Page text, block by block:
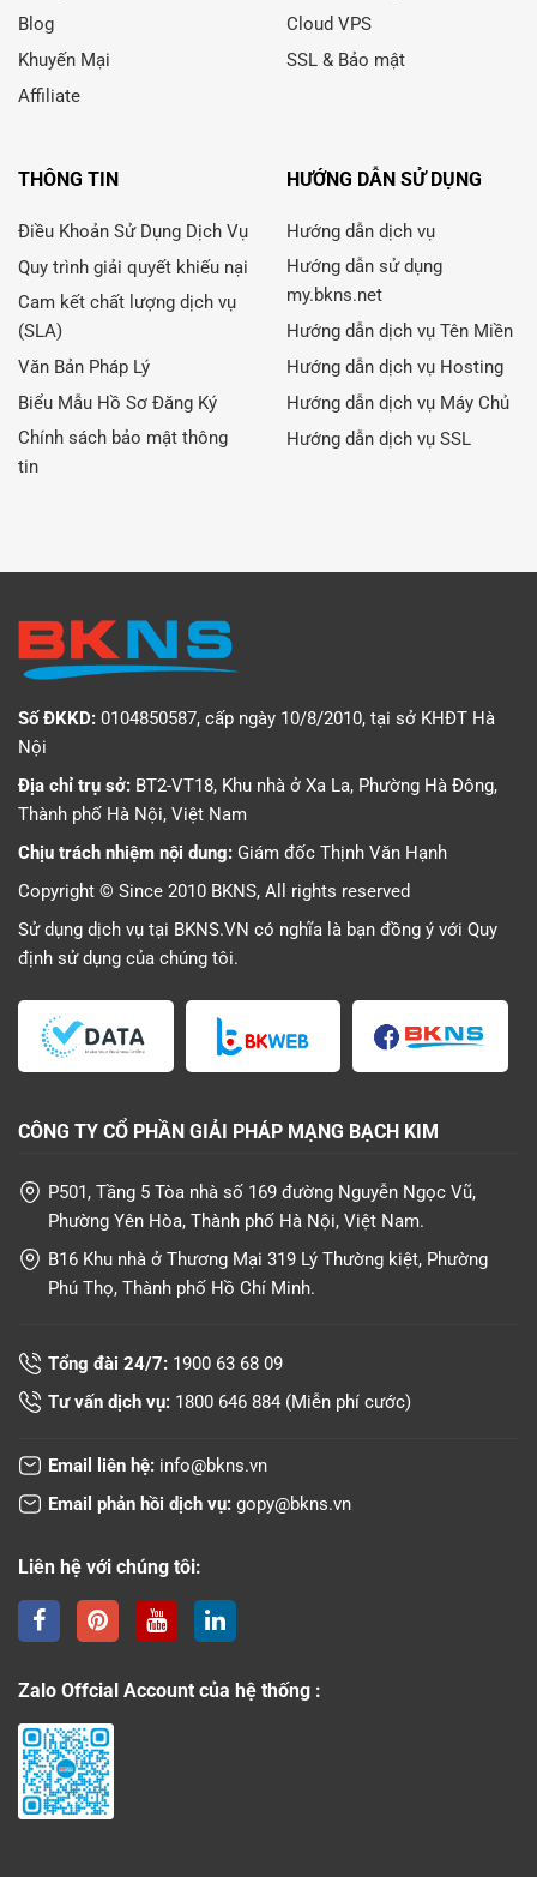
Blog
Khuyến Mại
Affiliate
Cloud VPS
SSL & Bảo mật
THÔNG TIN
Điều Khoản Sử Dụng Dịch Vụ
Quy trình giải quyết khiếu nại
Cam kết chất lượng dịch vụ
(SLA)
Văn Bản Pháp Lý
Biểu Mẫu Hồ Sơ Đăng Ký
Chính sách bảo mật thông
tin
HƯỚNG DẪN SỬ DỤNG
Hướng dẫn dịch vụ
Hướng dẫn sử dụng
my.bkns.net
Hướng dẫn dịch vụ Tên Miền
Hướng dẫn dịch vụ Hosting
Hướng dẫn dịch vụ Máy Chủ
Hướng dẫn dịch vụ SSL
Số ĐKKD: 0104850587, cấp ngày 10/8/2010, tại sở KHĐT Hà
Nội
Địa chỉ trụ sở: BT2-VT18, Khu nhà ở Xa La, Phường Hà Đông,
Thành phố Hà Nội, Việt Nam
Chịu trách nhiệm nội dung: Giám đốc Thịnh Văn Hạnh
Copyright © Since 2010 BKNS, All rights reserved
Sử dụng dịch vụ tại BKNS.VN có nghĩa là bạn đồng ý với Quy
định sử dụng của chúng tôi.
CÔNG TY CỔ PHẦN GIẢI PHÁP MẠNG BẠCH KIM
P501, Tầng 5 Tòa nhà số 169 đường Nguyễn Ngọc Vũ,
Phường Yên Hòa, Thành phố Hà Nội, Việt Nam.
B16 Khu nhà ở Thương Mại 319 Lý Thường kiệt, Phường
Phú Thọ, Thành phố Hồ Chí Minh.
Tổng đài 24/7: 1900 63 68 09
Tư vấn dịch vụ: 1800 646 884 (Miễn phí cước)
Email liên hệ: info@bkns.vn
Email phản hồi dịch vụ: gopy@bkns.vn
Liên hệ với chúng tôi:
Zalo Offcial Account của hệ thống :